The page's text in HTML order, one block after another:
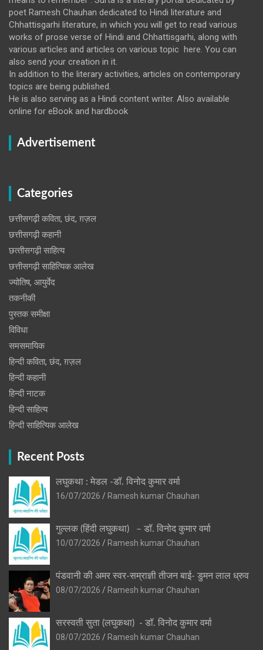
poet Ramesh Chauhan dedicated to Hindi literature and
Chhattisgarhi literature, in which you will get to read various
works of prose verse of Hindi and Chhattisgarhi, along with
various articles and articles on various topic here. You can
also send your creation in it.
In addition to the literary activities, articles on contemporary
topics are being published.
He is also serving as a Hindi content writer. Also available
online for eBook and hardbook
Advertisement
Categories
छत्तीसगढ़ी कविता, छंद, ग़ज़ल
छत्तीसगढ़ी कहानी
छत्‍तीसगढ़ी साहित्‍य
छत्तीसगढ़ी साहित्यिक आलेख
ज्योतिष, आयुर्वेद
तकनीकी
पुस्‍तक समीक्षा
विविधा
समसमायिक
हिन्दी कविता, छंद, ग़ज़ल
हिन्दी कहानी
हिन्‍दी नाटक
हिन्दी साहित्य
हिन्दी साहित्यिक आलेख
Recent Posts
लघुकथा : मेडल -डॉ. विनोद कुमार वर्मा
16/07/2026
Ramesh kumar Chauhan
गुल्लक (हिंदी लघुकथा) – डॉ. विनोद कुमार वर्मा
10/07/2026
Ramesh kumar Chauhan
पंडवानी की अमर स्वर-सम्राज्ञी तीजन बाई- डुमन लाल ध्रुव
08/07/2026
Ramesh kumar Chauhan
सरस्वती सुता (लघुकथा) ​- डॉ. विनोद कुमार वर्मा
08/07/2026
Ramesh kumar Chauhan